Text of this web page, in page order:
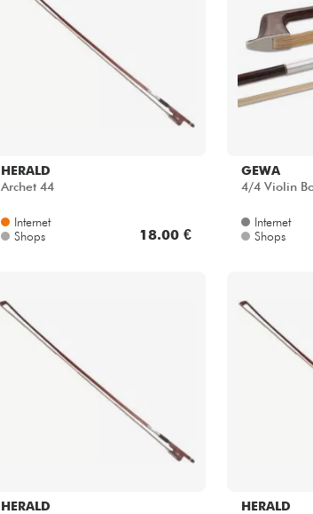
Sehen Sie sich unsere Marken an
HERALD
Archet 44
Internet
Shops
18.00 €
GEWA
4/4 Violin
Internet
Shops
HERALD
HERALD